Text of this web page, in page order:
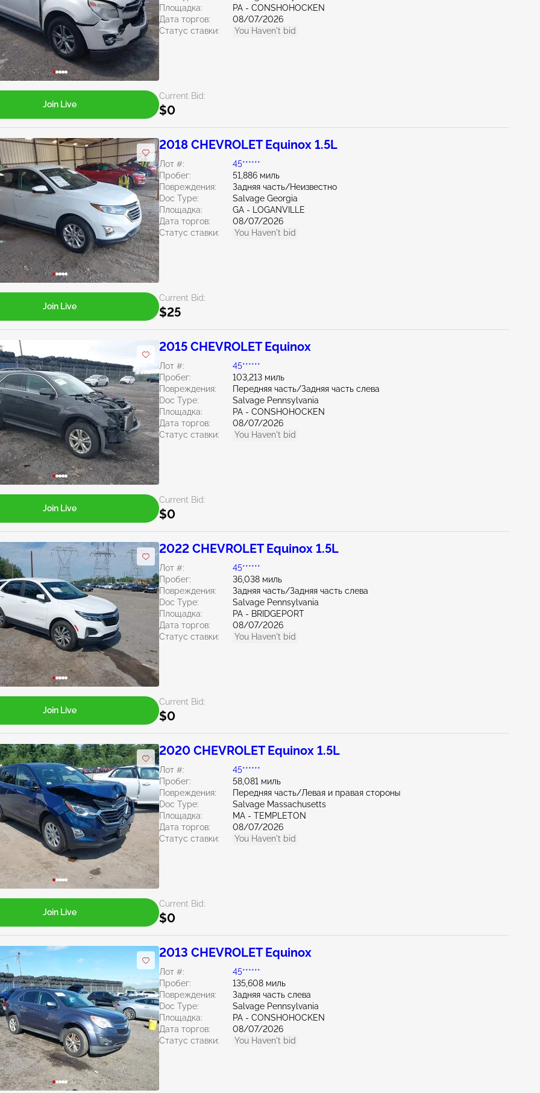
Площадка:
PA - CONSHOHOCKEN
Дата торгов:
08/07/2026
Статус ставки:
You Haven't bid
Current Bid:
$0
Join Live
2018 CHEVROLET Equinox 1.5L
Лот #:
45******
Пробег:
51,886 миль
Повреждения:
Задняя часть/Неизвестно
Doc Type:
Salvage Georgia
Площадка:
GA - LOGANVILLE
Дата торгов:
08/07/2026
Статус ставки:
You Haven't bid
Current Bid:
$25
Join Live
2015 CHEVROLET Equinox
Лот #:
45******
Пробег:
103,213 миль
Повреждения:
Передняя часть/Задняя часть слева
Doc Type:
Salvage Pennsylvania
Площадка:
PA - CONSHOHOCKEN
Дата торгов:
08/07/2026
Статус ставки:
You Haven't bid
Current Bid:
$0
Join Live
2022 CHEVROLET Equinox 1.5L
Лот #:
45******
Пробег:
36,038 миль
Повреждения:
Задняя часть/Задняя часть слева
Doc Type:
Salvage Pennsylvania
Площадка:
PA - BRIDGEPORT
Дата торгов:
08/07/2026
Статус ставки:
You Haven't bid
Current Bid:
$0
Join Live
2020 CHEVROLET Equinox 1.5L
Лот #:
45******
Пробег:
58,081 миль
Повреждения:
Передняя часть/Левая и правая стороны
Doc Type:
Salvage Massachusetts
Площадка:
MA - TEMPLETON
Дата торгов:
08/07/2026
Статус ставки:
You Haven't bid
Current Bid:
$0
Join Live
2013 CHEVROLET Equinox
Лот #:
45******
Пробег:
135,608 миль
Повреждения:
Задняя часть слева
Doc Type:
Salvage Pennsylvania
Площадка:
PA - CONSHOHOCKEN
Дата торгов:
08/07/2026
Статус ставки:
You Haven't bid